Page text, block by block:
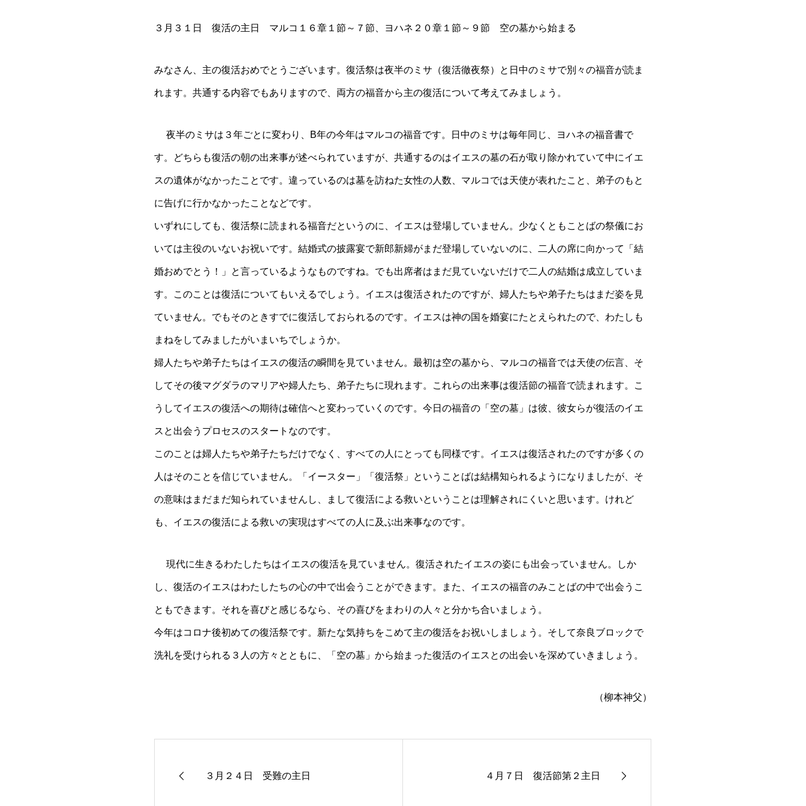
３月３１日 復活の主日 マルコ１６章１節～７節、ヨハネ２０章１節～９節 空の墓から始まる
みなさん、主の復活おめでとうございます。復活祭は夜半のミサ（復活徹夜祭）と日中のミサで別々の福音が読ま
れます。共通する内容でもありますので、両方の福音から主の復活について考えてみましょう。
夜半のミサは３年ごとに変わり、 B年の今年はマルコの福音です。日中のミサは毎年同じ、ヨハネの福音書で
す。どちらも復活の朝の出来事が述べられていますが、共通するのはイエスの墓の石が取り除かれていて中にイエ
スの遺体がなかったことです。違っているのは墓を訪ねた女性の人数、マルコでは天使が表れたこと、弟子のもと
に告げに行かなかったことなどです。
いずれにしても、復活祭に読まれる福音だというのに、イエスは登場していません。少なくともことばの祭儀にお
いては主役のいないお祝いです。結婚式の披露宴で新郎新婦がまだ登場していないのに、二人の席に向かって「結
婚おめでとう！」と言っているようなものですね。でも出席者はまだ見ていないだけで二人の結婚は成立していま
す。このことは復活についてもいえるでしょう。イエスは復活されたのですが、婦人たちや弟子たちはまだ姿を見
ていません。でもそのときすでに復活しておられるのです。イエスは神の国を婚宴にたとえられたので、わたしも
まねをしてみましたがいまいちでしょうか。
婦人たちや弟子たちはイエスの復活の瞬間を見ていません。最初は空の墓から、マルコの福音では天使の伝言、そ
してその後マグダラのマリアや婦人たち、弟子たちに現れます。これらの出来事は復活節の福音で読まれます。こ
うしてイエスの復活への期待は確信へと変わっていくのです。今日の福音の「空の墓」は彼、彼女らが復活のイエ
スと出会うプロセスのスタートなのです。
このことは婦人たちや弟子たちだけでなく、すべての人にとっても同様です。イエスは復活されたのですが多くの
人はそのことを信じていません。「イースター」「復活祭」ということばは結構知られるようになりましたが、そ
の意味はまだまだ知られていませんし、まして復活による救いということは理解されにくいと思います。けれど
も、イエスの復活による救いの実現はすべての人に及ぶ出来事なのです。
現代に生きるわたしたちはイエスの復活を見ていません。復活されたイエスの姿にも出会っていません。しか
し、復活のイエスはわたしたちの心の中で出会うことができます。また、イエスの福音のみことばの中で出会うこ
ともできます。それを喜びと感じるなら、その喜びをまわりの人々と分かち合いましょう。
今年はコロナ後初めての復活祭です。新たな気持ちをこめて主の復活をお祝いしましょう。そして奈良ブロックで
洗礼を受けられる３人の方々とともに、「空の墓」から始まった復活のイエスとの出会いを深めていきましょう。
（柳本神父）
３月２４日 受難の主日 ４月７日 復活節第２主日